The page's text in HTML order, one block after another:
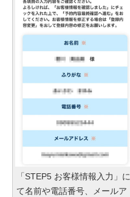
「STEP5 お客様情報入力」に
て名前や電話番号、メールア